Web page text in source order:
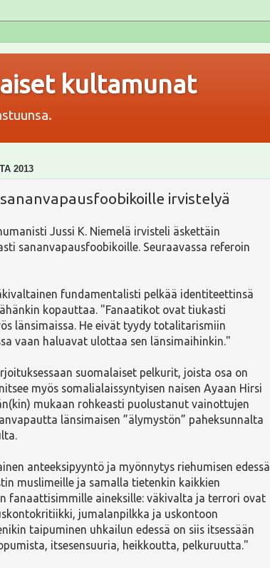
kultamunat
2013
irvistelyä
Jussi K. Niemelä irvisteli äskettäin
sananvapausfoobikoille. Seuraavassa referoin
fundamentalisti pelkää identiteettinsä
kopauttaa. "Fanaatikot ovat tiukasti
länsimaissa. He eivät tyydy totalitarismiin
vaan haluavat ulottaa sen länsimaihinkin."
suomalaiset pelkurit, joista osa on
myös somalialaissyntyisen naisen Ayaan Hirsi
mukaan rohkeasti puolustanut vainottujen
länsimaisen ”älymystön” paheksunnalta
anteeksipyyntö ja myönnytys riehumisen edessä
muslimeille ja samalla tietenkin kaikkien
fanaattisimmille aineksille: väkivalta ja terrori ovat
jumalanpilkka ja uskontoon
taipuminen uhkailun edessä on siis itsessään
itsesensuuria, heikkoutta, pelkuruutta."